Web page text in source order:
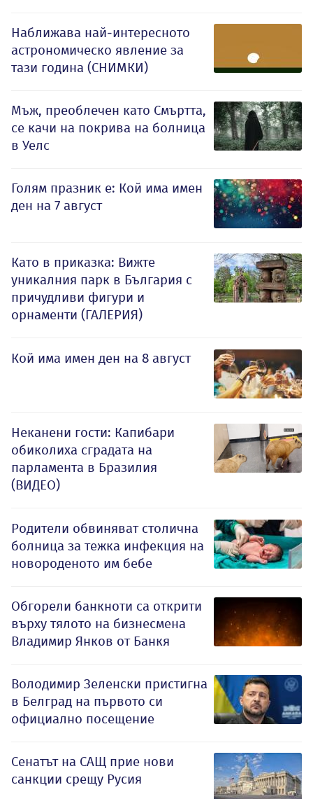
Наближава най-интересното
астрономическо явление за
тази година (СНИМКИ)
Мъж, преоблечен като Смъртта,
се качи на покрива на болница
в Уелс
Голям празник е: Кой има имен
ден на 7 август
Като в приказка: Вижте
уникалния парк в България с
причудливи фигури и
орнаменти (ГАЛЕРИЯ)
Кой има имен ден на 8 август
Неканени гости: Капибари
обиколиха сградата на
парламента в Бразилия
(ВИДЕО)
Родители обвиняват столична
болница за тежка инфекция на
новороденото им бебе
Обгорели банкноти са открити
върху тялото на бизнесмена
Владимир Янков от Банкя
Володимир Зеленски пристигна
в Белград на първото си
официално посещение
Сенатът на САЩ прие нови
санкции срещу Русия